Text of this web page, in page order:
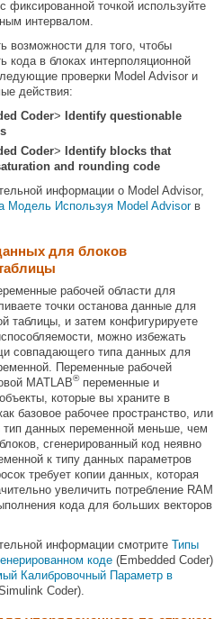
фиксированной точкой используйте
интервалом.
возможности для того, чтобы
кода в блоках интерполяционной
проверки Model Advisor и
действия:
Coder> Identify questionable
Coder> Identify blocks that
and rounding code
информации о Model Advisor,
Модель Используя Model Advisorв
для блоков
рабочей области для
точки останова данные для
таблицы, и затем конфигурируете
можно избежать
совпадающего типа данных для
Переменные рабочей
MATLAB®переменные и
объекты, которые вы храните в
базовое рабочее пространство, или
данных переменной меньше, чем
сгенерированный код неявно
к типу данных параметров
требует копии данных, которая
увеличить потребление RAM
кода для больших векторов
информации смотрите Типы
коде (Embedded Coder)
Калибровочный Параметр в
Coder).